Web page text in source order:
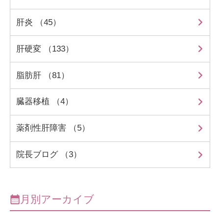
肝炎 （45）
肝硬変 （133）
脂肪肝 （81）
臓器移植 （4）
薬剤性肝障害 （5）
院長ブログ （3）
月別アーカイブ